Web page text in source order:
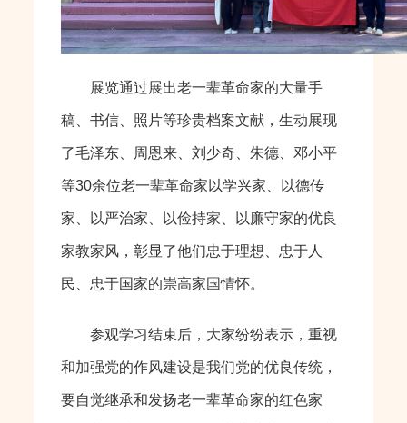
展览通过展出老一辈革命家的大量手
稿、书信、照片等珍贵档案文献，生动展现
了毛泽东、周恩来、刘少奇、朱德、邓小平
等30余位老一辈革命家以学兴家、以德传
家、以严治家、以俭持家、以廉守家的优良
家教家风，彰显了他们忠于理想、忠于人
民、忠于国家的崇高家国情怀。
参观学习结束后，大家纷纷表示，重视
和加强党的作风建设是我们党的优良传统，
要自觉继承和发扬老一辈革命家的红色家